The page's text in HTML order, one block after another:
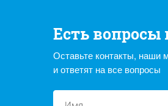
Есть вопросы
Оставьте контакты, наши
и ответят на все вопросы